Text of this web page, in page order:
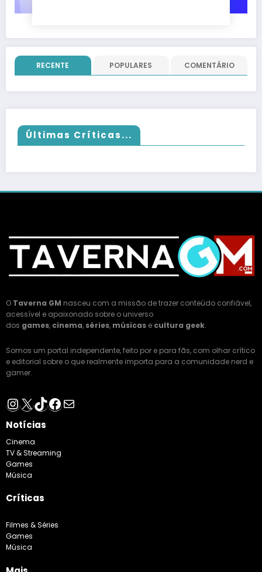
RECENTE POPULARES COMENTÁRIO
Últimas Críticas...
O Taverna GM nasceu com a missão de trazer conteúdo confiável,
acessível e apaixonado sobre o universo
dos games, cinema, séries, músicas e cultura geek.
Somos um portal independente, feito por e para fãs, com olhar crítico
e editorial sobre o que realmente importa para a comunidade nerd e
gamer.
Instagram
X TikTok
Facebook
E-mail
Notícias
Cinema
TV & Streaming
Games
Música
Críticas
Filmes & Séries
Games
Música